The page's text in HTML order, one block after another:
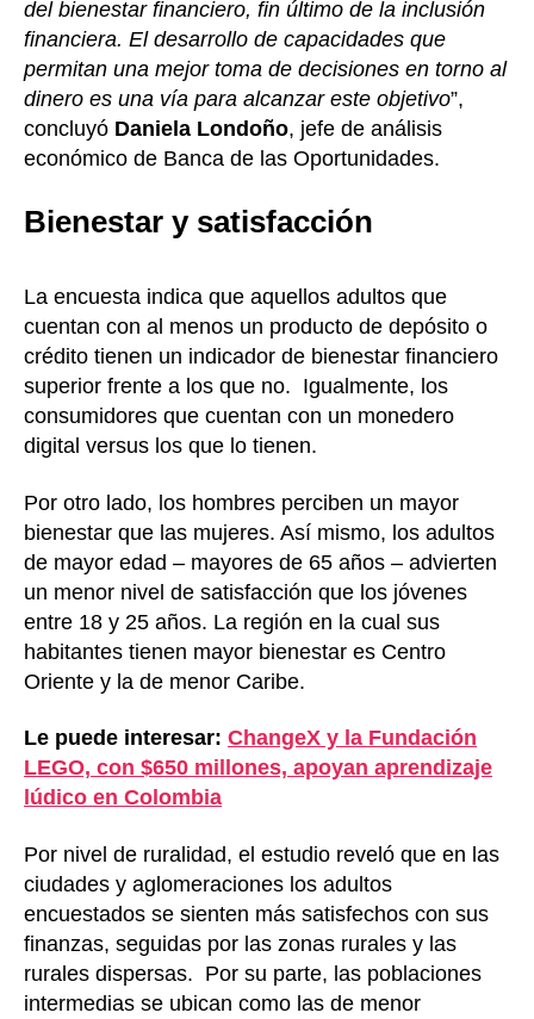
del bienestar financiero, fin último de la inclusión
financiera. El desarrollo de capacidades que
permitan una mejor toma de decisiones en torno al
dinero es una vía para alcanzar este objetivo”,
concluyó Daniela Londoño, jefe de análisis
económico de Banca de las Oportunidades.
Bienestar y satisfacción
La encuesta indica que aquellos adultos que
cuentan con al menos un producto de depósito o
crédito tienen un indicador de bienestar financiero
superior frente a los que no. Igualmente, los
consumidores que cuentan con un monedero
digital versus los que lo tienen.
Por otro lado, los hombres perciben un mayor
bienestar que las mujeres. Así mismo, los adultos
de mayor edad – mayores de 65 años – advierten
un menor nivel de satisfacción que los jóvenes
entre 18 y 25 años. La región en la cual sus
habitantes tienen mayor bienestar es Centro
Oriente y la de menor Caribe.
Le puede interesar: ChangeX y la Fundación
LEGO, con $650 millones, apoyan aprendizaje
lúdico en Colombia
Por nivel de ruralidad, el estudio reveló que en las
ciudades y aglomeraciones los adultos
encuestados se sienten más satisfechos con sus
finanzas, seguidas por las zonas rurales y las
rurales dispersas. Por su parte, las poblaciones
intermedias se ubican como las de menor